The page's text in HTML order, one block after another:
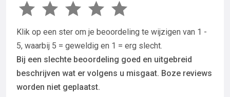
Klik op een ster om je beoordeling te wijzigen van 1 -
5, waarbij 5 = geweldig en 1 = erg slecht.
Bij een slechte beoordeling goed en uitgebreid
beschrijven wat er volgens u misgaat. Boze reviews
worden niet geplaatst.